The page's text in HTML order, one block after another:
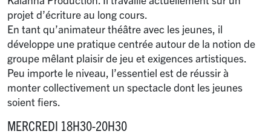
projet d’écriture au long cours.
En tant qu’animateur théâtre avec les jeunes, il
développe une pratique centrée autour de la notion de
groupe mêlant plaisir de jeu et exigences artistiques.
Peu importe le niveau, l’essentiel est de réussir à
monter collectivement un spectacle dont les jeunes
soient fiers.
MERCREDI 18H30-20H30